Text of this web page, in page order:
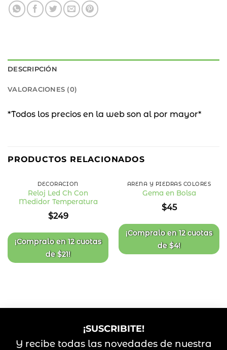
DESCRIPCIÓN
VALORACIONES (0)
*Todos los precios en la web son al por mayor*
PRODUCTOS RELACIONADOS
Añadir
DECORACIÓN
Reloj Led Ch Con
Medidor Temperatura
$249
¡Compralo en12 cuotas
de$21!
de
deseos
ARENA Y PIEDRAS COLORES
Gema en Bolsa
$45
¡Compralo en12 cuotas
de$4!
¡SUSCRIBITE!
Y recibe todas las novedades de nuestra